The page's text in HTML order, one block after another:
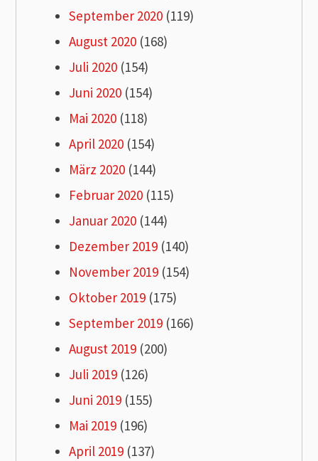
September 2020 (119)
August 2020 (168)
Juli 2020 (154)
Juni 2020 (154)
Mai 2020 (118)
April 2020 (154)
März 2020 (144)
Februar 2020 (115)
Januar 2020 (144)
Dezember 2019 (140)
November 2019 (154)
Oktober 2019 (175)
September 2019 (166)
August 2019 (200)
Juli 2019 (126)
Juni 2019 (155)
Mai 2019 (196)
April 2019 (137)